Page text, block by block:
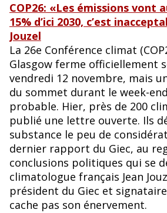
COP26: «Les émissions vont
15% d’ici 2030, c’est
Jouzel
La 26e Conférence climat
Glasgow ferme officiellement
vendredi 12 novembre, mais
du sommet durant le week-
probable. Hier, près de 200
publié une lettre ouverte. Ils
substance le peu de
dernier rapport du Giec, au
conclusions politiques qui se
climatologue français Jean
président du Giec et
cache pas son énervement.